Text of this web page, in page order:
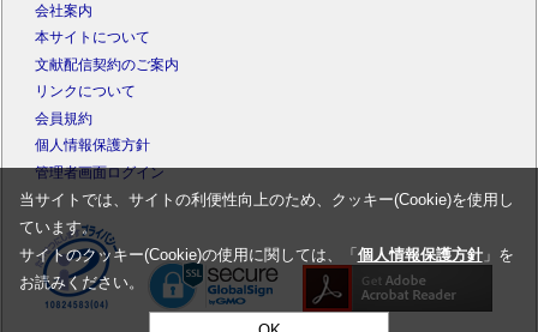
会社案内
本サイトについて
文献配信契約のご案内
リンクについて
会員規約
個人情報保護方針
管理者画面ログイン
当サイトでは、サイトの利便性向上のため、クッキー(Cookie)を使用し
ています。
サイトのクッキー(Cookie)の使用に関しては、「 個人情報保護方針」を
お読みください。